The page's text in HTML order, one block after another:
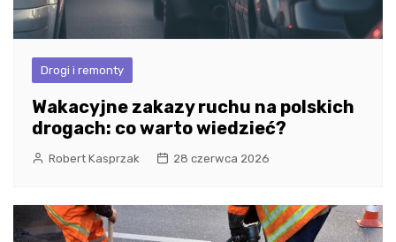
Drogi i remonty
Wakacyjne zakazy ruchu na polskich
drogach: co warto wiedzieć?
Robert Kasprzak 28 czerwca 2026